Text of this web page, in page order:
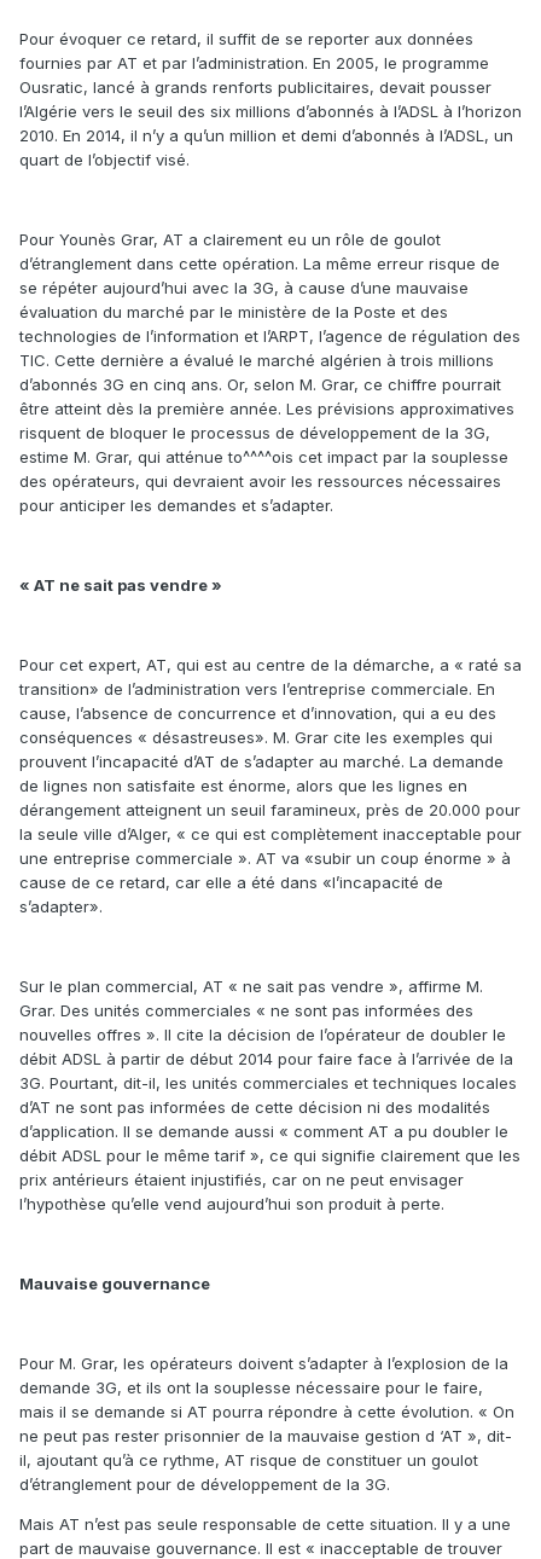
Pour évoquer ce retard, il suffit de se reporter aux données
fournies par AT et par l’administration. En 2005, le programme
Ousratic, lancé à grands renforts publicitaires, devait pousser
l’Algérie vers le seuil des six millions d’abonnés à l’ADSL à l’horizon
2010. En 2014, il n’y a qu’un million et demi d’abonnés à l’ADSL, un
quart de l’objectif visé.
Pour Younès Grar, AT a clairement eu un rôle de goulot
d’étranglement dans cette opération. La même erreur risque de
se répéter aujourd’hui avec la 3G, à cause d’une mauvaise
évaluation du marché par le ministère de la Poste et des
technologies de l’information et l’ARPT, l’agence de régulation des
TIC. Cette dernière a évalué le marché algérien à trois millions
d’abonnés 3G en cinq ans. Or, selon M. Grar, ce chiffre pourrait
être atteint dès la première année. Les prévisions approximatives
risquent de bloquer le processus de développement de la 3G,
estime M. Grar, qui atténue to^^^^ois cet impact par la souplesse
des opérateurs, qui devraient avoir les ressources nécessaires
pour anticiper les demandes et s’adapter.
« AT ne sait pas vendre »
Pour cet expert, AT, qui est au centre de la démarche, a « raté sa
transition» de l’administration vers l’entreprise commerciale. En
cause, l’absence de concurrence et d’innovation, qui a eu des
conséquences « désastreuses». M. Grar cite les exemples qui
prouvent l’incapacité d’AT de s’adapter au marché. La demande
de lignes non satisfaite est énorme, alors que les lignes en
dérangement atteignent un seuil faramineux, près de 20.000 pour
la seule ville d’Alger, « ce qui est complètement inacceptable pour
une entreprise commerciale ». AT va «subir un coup énorme » à
cause de ce retard, car elle a été dans «l’incapacité de
s’adapter».
Sur le plan commercial, AT « ne sait pas vendre », affirme M.
Grar. Des unités commerciales « ne sont pas informées des
nouvelles offres ». Il cite la décision de l’opérateur de doubler le
débit ADSL à partir de début 2014 pour faire face à l’arrivée de la
3G. Pourtant, dit-il, les unités commerciales et techniques locales
d’AT ne sont pas informées de cette décision ni des modalités
d’application. Il se demande aussi « comment AT a pu doubler le
débit ADSL pour le même tarif », ce qui signifie clairement que les
prix antérieurs étaient injustifiés, car on ne peut envisager
l’hypothèse qu’elle vend aujourd’hui son produit à perte.
Mauvaise gouvernance
Pour M. Grar, les opérateurs doivent s’adapter à l’explosion de la
demande 3G, et ils ont la souplesse nécessaire pour le faire,
mais il se demande si AT pourra répondre à cette évolution. « On
ne peut pas rester prisonnier de la mauvaise gestion d ‘AT », dit-
il, ajoutant qu’à ce rythme, AT risque de constituer un goulot
d’étranglement pour de développement de la 3G.
Mais AT n’est pas seule responsable de cette situation. Il y a une
part de mauvaise gouvernance. Il est « inacceptable de trouver